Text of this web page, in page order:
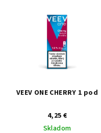
VEEV ONE CHERRY 1 pod
4,25 €
Skladom